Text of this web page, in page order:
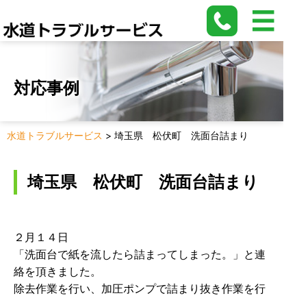
対応事例
水道トラブルサービス > 埼玉県 松伏町 洗面台詰まり
埼玉県 松伏町 洗面台詰まり
２月１４日
「洗面台で紙を流したら詰まってしまった。」と連
絡を頂きました。
除去作業を行い、加圧ポンプで詰まり抜き作業を行